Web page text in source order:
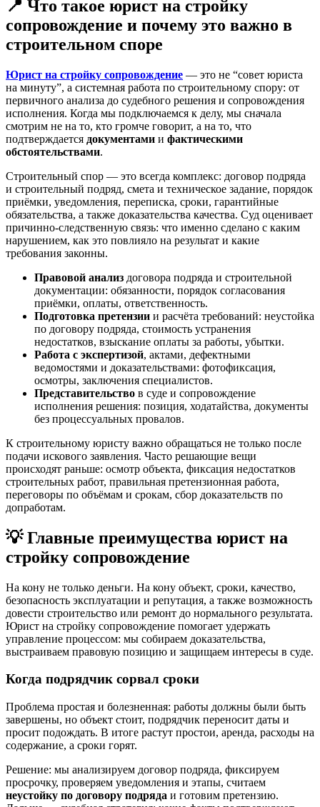
📍 Что такое юрист на стройку
сопровождение и почему это важно в
строительном споре
Юрист на стройку сопровождение — это не “совет юриста
на минуту”, а системная работа по строительному спору: от
первичного анализа до судебного решения и сопровождения
исполнения. Когда мы подключаемся к делу, мы сначала
смотрим не на то, кто громче говорит, а на то, что
подтверждается документами и фактическими
обстоятельствами.
Строительный спор — это всегда комплекс: договор подряда
и строительный подряд, смета и техническое задание, порядок
приёмки, уведомления, переписка, сроки, гарантийные
обязательства, а также доказательства качества. Суд оценивает
причинно-следственную связь: что именно сделано с каким
нарушением, как это повлияло на результат и какие
требования законны.
Правовой анализ договора подряда и строительной
документации: обязанности, порядок согласования
приёмки, оплаты, ответственность.
Подготовка претензии и расчёта требований: неустойка
по договору подряда, стоимость устранения
недостатков, взыскание оплаты за работы, убытки.
Работа с экспертизой, актами, дефектными
ведомостями и доказательствами: фотофиксация,
осмотры, заключения специалистов.
Представительство в суде и сопровождение
исполнения решения: позиция, ходатайства, документы
без процессуальных провалов.
К строительному юристу важно обращаться не только после
подачи искового заявления. Часто решающие вещи
происходят раньше: осмотр объекта, фиксация недостатков
строительных работ, правильная претензионная работа,
переговоры по объёмам и срокам, сбор доказательств по
допработам.
💡 Главные преимущества юрист на
стройку сопровождение
На кону не только деньги. На кону объект, сроки, качество,
безопасность эксплуатации и репутация, а также возможность
довести строительство или ремонт до нормального результата.
Юрист на стройку сопровождение помогает удержать
управление процессом: мы собираем доказательства,
выстраиваем правовую позицию и защищаем интересы в суде.
Когда подрядчик сорвал сроки
Проблема простая и болезненная: работы должны были быть
завершены, но объект стоит, подрядчик переносит даты и
просит подождать. В итоге растут простои, аренда, расходы на
содержание, а сроки горят.
Решение: мы анализируем договор подряда, фиксируем
просрочку, проверяем уведомления и этапы, считаем
неустойку по договору подряда и готовим претензию.